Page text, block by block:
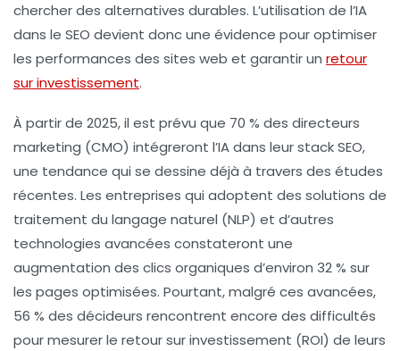
chercher des alternatives durables. L’utilisation de l’IA
dans le SEO devient donc une évidence pour optimiser
les performances des sites web et garantir un retour
sur investissement.
À partir de 2025, il est prévu que 70 % des directeurs
marketing (CMO) intégreront l’IA dans leur stack SEO,
une tendance qui se dessine déjà à travers des études
récentes. Les entreprises qui adoptent des solutions de
traitement du langage naturel (NLP) et d’autres
technologies avancées constateront une
augmentation des clics organiques d’environ 32 % sur
les pages optimisées. Pourtant, malgré ces avancées,
56 % des décideurs rencontrent encore des difficultés
pour mesurer le retour sur investissement (ROI) de leurs